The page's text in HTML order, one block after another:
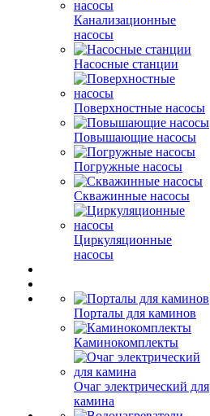
Канализационные
насосы
Насосные станции
Поверхностные насосы
Повышающие насосы
Погружные насосы
Скважинные насосы
Циркуляционные
насосы
Порталы для каминов
Каминокомплекты
Очаг электрический для
камина